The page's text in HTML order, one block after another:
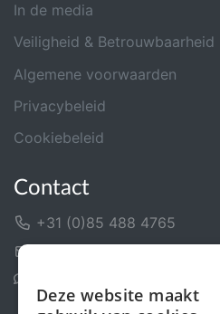
In de media
Veiligheid & Betrouwbaarheid
Algemene voorwaarden
Privacybeleid
Cookiebeleid
Contact
+31 (0)85 488 4765
Deze website maakt